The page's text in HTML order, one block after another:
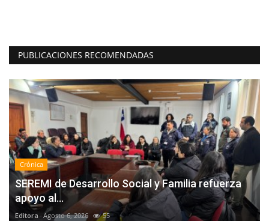
PUBLICACIONES RECOMENDADAS
Crónica
SEREMI de Desarrollo Social y Familia refuerza
apoyo al...
Editora Agosto 6, 2026 55